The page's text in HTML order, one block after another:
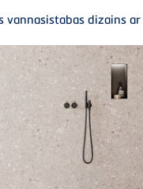
vannasistabas dizains ar